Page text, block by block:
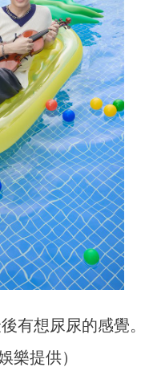
有想尿尿的感覺。
樂提供）